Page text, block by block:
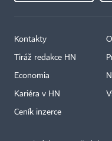
Kontakty
Tiráž redakce HN
Economia
Kariéra v HN
Ceník inzerce